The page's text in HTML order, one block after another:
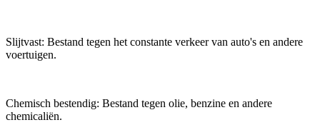
Slijtvast: Bestand tegen het constante verkeer van auto's en andere
voertuigen.
Chemisch bestendig: Bestand tegen olie, benzine en andere
chemicaliën.